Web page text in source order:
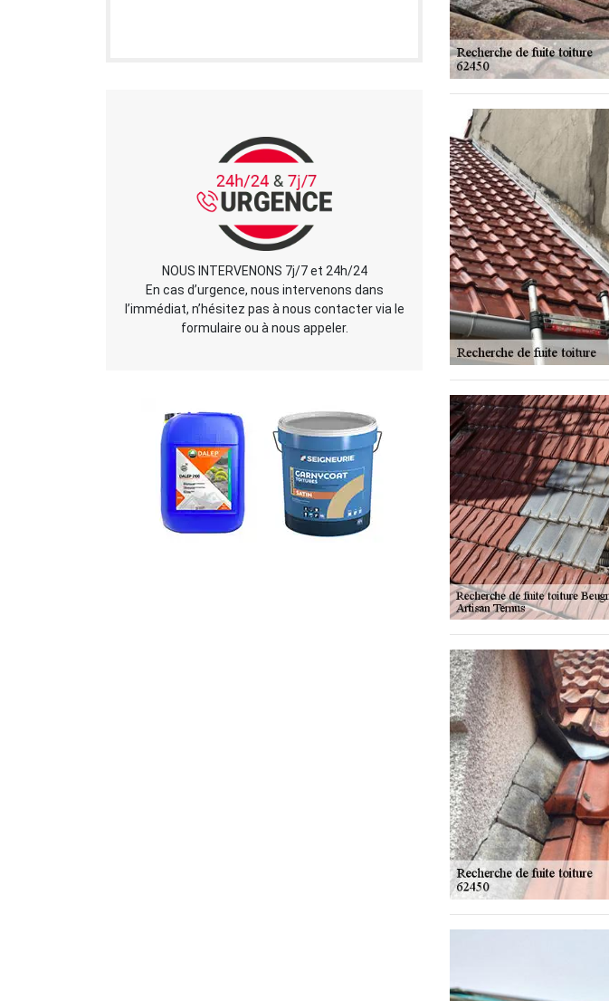
NOUS INTERVENONS 7j/7 et 24h/24
En cas d’urgence, nous intervenons dans
l’immédiat, n’hésitez pas à nous contacter via le
formulaire ou à nous appeler.